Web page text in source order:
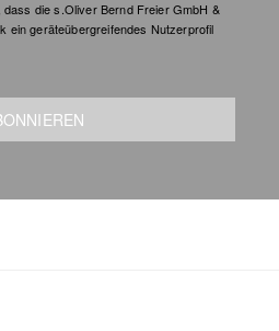
die s.Oliver Bernd Freier GmbH &
ein geräteübergreifendes Nutzerprofil